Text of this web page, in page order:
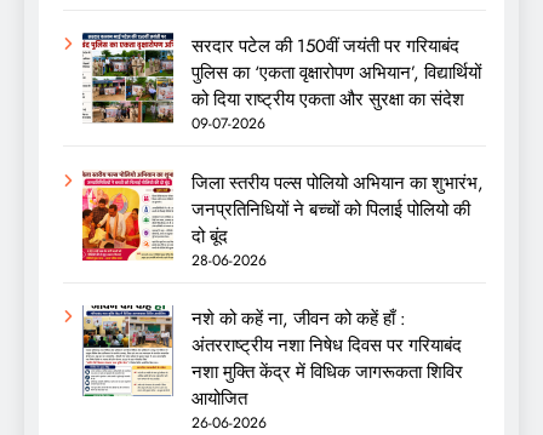
सरदार पटेल की 150वीं जयंती पर गरियाबंद
पुलिस का ‘एकता वृक्षारोपण अभियान’, विद्यार्थियों
को दिया राष्ट्रीय एकता और सुरक्षा का संदेश
09-07-2026
जिला स्तरीय पल्स पोलियो अभियान का शुभारंभ,
जनप्रतिनिधियों ने बच्चों को पिलाई पोलियो की
दो बूंद
28-06-2026
नशे को कहें ना, जीवन को कहें हाँ :
अंतरराष्ट्रीय नशा निषेध दिवस पर गरियाबंद
नशा मुक्ति केंद्र में विधिक जागरूकता शिविर
आयोजित
26-06-2026